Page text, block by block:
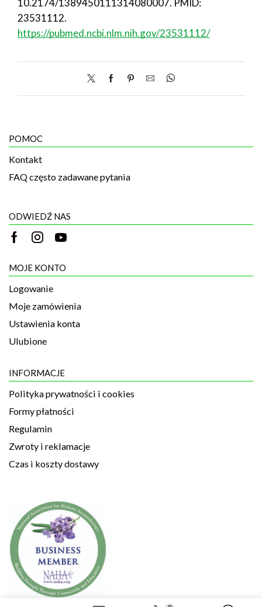
10.2174/1389450111314080007. PMID:
23531112.
https://pubmed.ncbi.nlm.nih.gov/23531112/
POMOC
Kontakt
FAQ często zadawane pytania
ODWIEDŹ NAS
MOJE KONTO
Logowanie
Moje zamówienia
Ustawienia konta
Ulubione
INFORMACJE
Polityka prywatności i cookies
Formy płatności
Regulamin
Zwroty i reklamacje
Czas i koszty dostawy